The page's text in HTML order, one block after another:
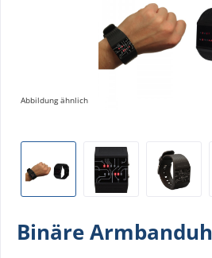
Abbildung ähnlich
Binäre